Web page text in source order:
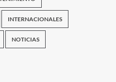
INTERNACIONALES
NOTICIAS